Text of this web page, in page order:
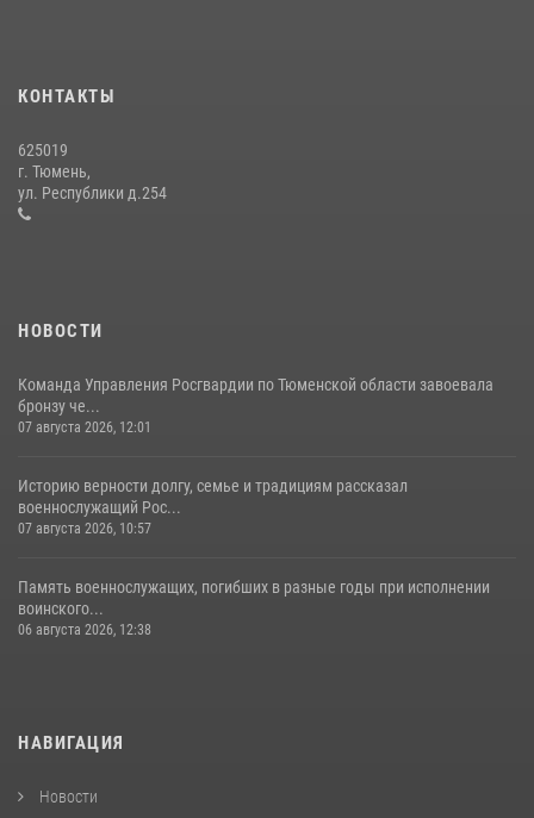
Сотрудники тюменского СОБР "Сова" отработали навыки
десантирования на Урале
16 июля 2026, 10:42
КОНТАКТЫ
625019
г. Тюмень,
ул. Республики д.254
НОВОСТИ
Команда Управления Росгвардии по Тюменской области завоевала
бронзу че...
07 августа 2026, 12:01
Историю верности долгу, семье и традициям рассказал
военнослужащий Рос...
07 августа 2026, 10:57
Память военнослужащих, погибших в разные годы при исполнении
воинского...
06 августа 2026, 12:38
НАВИГАЦИЯ
Новости